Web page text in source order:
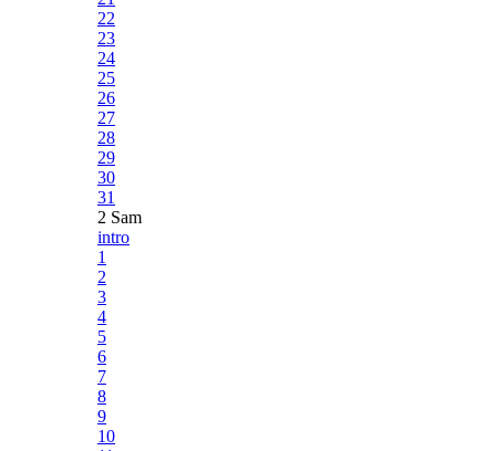
22
23
24
25
26
27
28
29
30
31
2 Sam
intro
1
2
3
4
5
6
7
8
9
10